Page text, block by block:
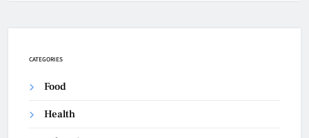
CATEGORIES
Food
Health